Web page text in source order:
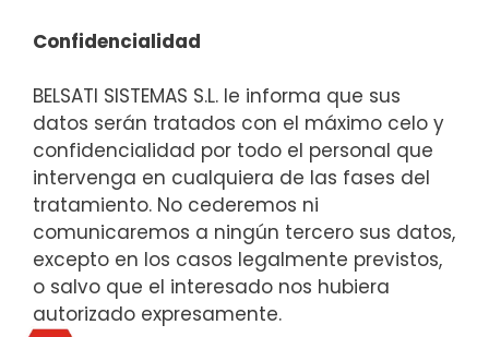
Confidencialidad
BELSATI SISTEMAS S.L. le informa que sus
datos serán tratados con el máximo celo y
confidencialidad por todo el personal que
intervenga en cualquiera de las fases del
tratamiento. No cederemos ni
comunicaremos a ningún tercero sus datos,
excepto en los casos legalmente previstos,
o salvo que el interesado nos hubiera
autorizado expresamente.